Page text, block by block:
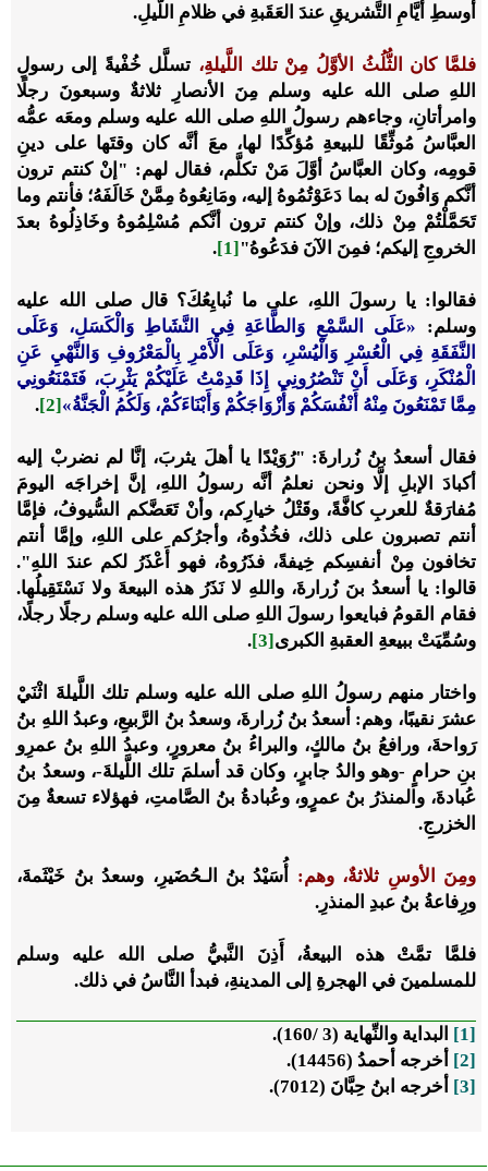
أوسطِ أيَّامِ التَّشريقِ عندَ العَقَبةِ في ظلامِ اللَّيلِ.
فلمَّا كان الثُّلُثُ الأوَّلُ مِنْ تلك اللَّيلةِ، تسلَّل خُفْيةً إلى رسولِ
اللهِ صلى الله عليه وسلم مِنَ الأنصارِ ثلاثةٌ وسبعونَ رجلًا
وامرأتانِ، وجاءهم رسولُ اللهِ صلى الله عليه وسلم ومعَه عمُّه
العبَّاسُ مُوثِّقًا للبيعةِ مُؤكِّدًا لها، معَ أنَّه كان وقتَها على دينِ
قومِه، وكان العبَّاسُ أوَّلَ مَنْ تكلَّم، فقال لهم: "إنْ كنتم ترون
أنَّكم وَافُونَ له بما دَعَوْتُمُوهُ إليه، ومَانِعُوهُ مِمَّنْ خَالَفَهُ؛ فأنتم وما
تَحَمَّلْتُمْ مِنْ ذلك، وإنْ كنتم ترون أنَّكم مُسْلِمُوهُ وخَاذِلُوهُ بعدَ
الخروجِ إليكم؛ فمِنَ الآنَ فدَعُوهُ"[1]
.
فقالوا: يا رسولَ اللهِ، على ما نُبايِعُكَ؟ قال صلى الله عليه
وسلم: «عَلَى السَّمْعِ وَالطَّاعَةِ فِي النَّشَاطِ وَالْكَسَلِ، وَعَلَى
النَّفَقَةِ فِي الْعُسْرِ وَالْيُسْرِ، وَعَلَى الْأَمْرِ بِالْمَعْرُوفِ وَالنَّهْيِ عَنِ
الْمُنْكَرِ، وَعَلَى أَنْ تَنْصُرُونِي إِذَا قَدِمْتُ عَلَيْكُمْ يَثْرِبَ، فَتَمْنَعُونِي
مِمَّا تَمْنَعُونَ مِنْهُ أَنْفُسَكُمْ وَأَزْوَاجَكُمْ وَأَبْنَاءَكُمْ، وَلَكُمُ الْجَنَّةُ»[2]
.
فقال أسعدُ بنُ زُرارةَ: "رُوَيْدًا يا أهلَ يثربَ، إنَّا لم نضربْ إليه
أكبادَ الإبلِ إلَّا ونحن نعلمُ أنَّه رسولُ اللهِ، إنَّ إخراجَه اليومَ
مُفارَقةٌ للعربِ كافَّةً، وقَتْلُ خيارِكم، وأنْ تَعَضَّكم السُّيوفُ، فإمَّا
أنتم تصبرون على ذلك، فخُذُوهُ، وأجرُكم على اللهِ، وإمَّا أنتم
تخافون مِنْ أنفسِكم خِيفةً، فذَرُوهُ، فهو أَعْذَرُ لكم عندَ اللهِ".
قالوا: يا أسعدُ بنَ زُرارةَ، واللهِ لا نَذَرُ هذه البيعةَ ولا نَسْتَقِيلُها.
فقام القومُ فبايعوا رسولَ اللهِ صلى الله عليه وسلم رجلًا رجلًا،
وسُمِّيَتْ ببيعةِ العقبةِ الكبرى[3]
.
واختار منهم رسولُ اللهِ صلى الله عليه وسلم تلك اللَّيلةَ اثْنَيْ
عشرَ نقيبًا، وهم: أسعدُ بنُ زُرارةَ، وسعدُ بنُ الرَّبيعِ، وعبدُ اللهِ بنُ
رَواحةَ، ورافعُ بنُ مالكٍ، والبراءُ بنُ معرورٍ، وعبدُ اللهِ بنُ عمرِو
بنِ حرامٍ -وهو والدُ جابرٍ، وكان قد أسلمَ تلك اللَّيلةَ-، وسعدُ بنُ
عُبادةَ، والمنذرُ بنُ عمرٍو، وعُبادةُ بنُ الصَّامتِ، فهؤلاء تسعةٌ مِنَ
الخزرجِ.
ومِنَ الأوسِ ثلاثةٌ، وهم: أُسَيْدُ بنُ الـحُضَيرِ، وسعدُ بنُ خَيْثَمةَ،
ورِفاعةُ بنُ عبدِ المنذرِ.
فلمَّا تمَّتْ هذه البيعةُ، أَذِنَ النَّبيُّ صلى الله عليه وسلم
للمسلمينَ في الهجرةِ إلى المدينةِ، فبدأ النَّاسُ في ذلك.
[1]
البداية والنِّهاية (3 /160).
[2]
أخرجه أحمدُ (14456).
[3]
أخرجه ابنُ حِبَّانَ (7012).